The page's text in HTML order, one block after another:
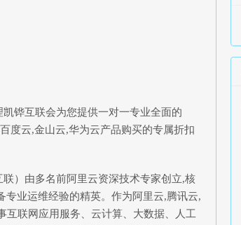
铧互联会为您提供一对一专业全面的
度云,金山云,华为云产品购买的专属折扣
）由多名前阿里云资深技术专家创立,核
业运维经验的精英。作为阿里云,腾讯云,
互联网应用服务、云计算、大数据、人工